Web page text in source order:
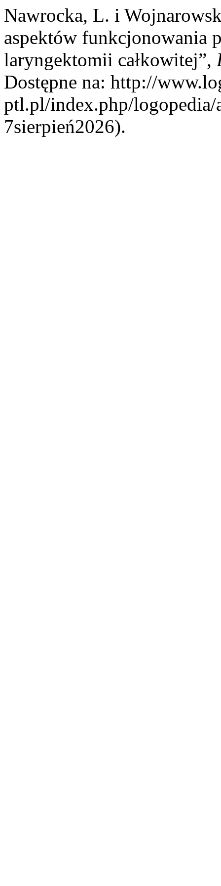
Nawrocka, L. i
aspektów funkcjonowania
laryngektomii całkowitej”,
Dostępne na: http://
ptl.pl/index.php/
7sierpień2026).